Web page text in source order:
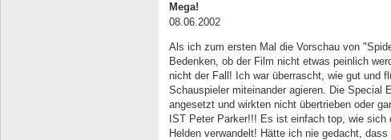
Mega!
08.06.2002
Als ich zum ersten Mal die Vorschau von
Bedenken, ob der Film nicht etwas peinlich
nicht der Fall! Ich war überrascht, wie gut und
Schauspieler miteinander agieren. Die Special
angesetzt und wirkten nicht übertrieben oder
IST Peter Parker!!! Es ist einfach top, wie sich
Helden verwandelt! Hätte ich nie gedacht,